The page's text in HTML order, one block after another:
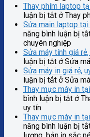
Thay phím laptop
luận bị tắt ở Thay
Sửa main laptop tại
năng bình luận bị
chuyên nghiệp
Sửa máy tính giá
luận bị tắt ở Sửa
Sửa máy in giá rẻ,
luận bị tắt ở Sửa
Thay mực máy in
bình luận bị tắt ở
uy tín
Thay mực máy in
năng bình luận bị